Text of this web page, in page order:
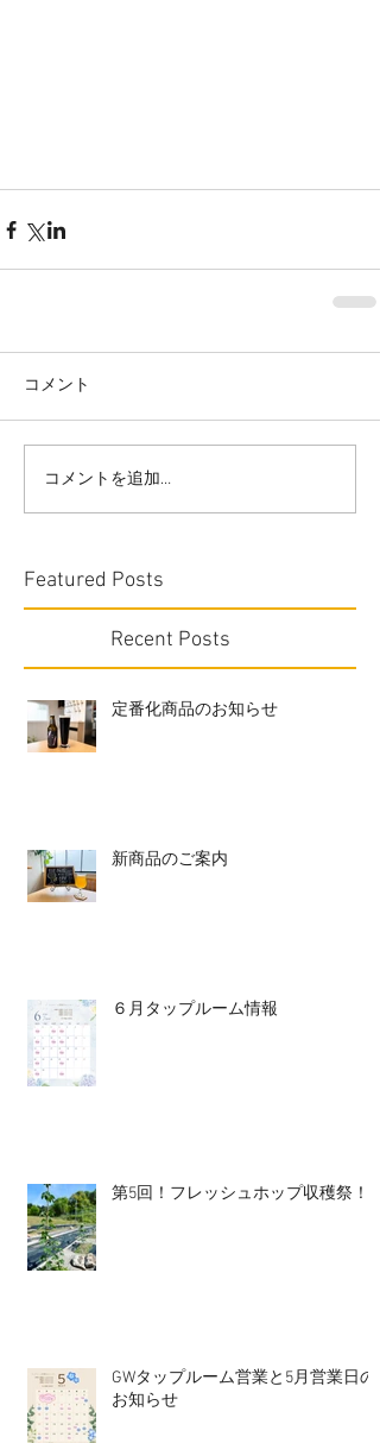
コメント
コメントを追加…
Featured Posts
Recent Posts
定番化商品のお知らせ
新商品のご案内
６月タップルーム情報
第5回！フレッシュホップ収穫祭！
GWタップルーム営業と5月営業日の
お知らせ